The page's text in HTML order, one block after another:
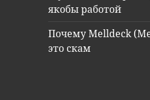
якобы работой
Почему Melldeck
это скам